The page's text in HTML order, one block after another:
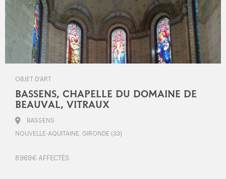
OBJET D’ART
BASSENS, CHAPELLE DU DOMAINE DE
BEAUVAL, VITRAUX
BASSENS
NOUVELLE-AQUITAINE, GIRONDE (33)
8 969 € AFFECTÉS